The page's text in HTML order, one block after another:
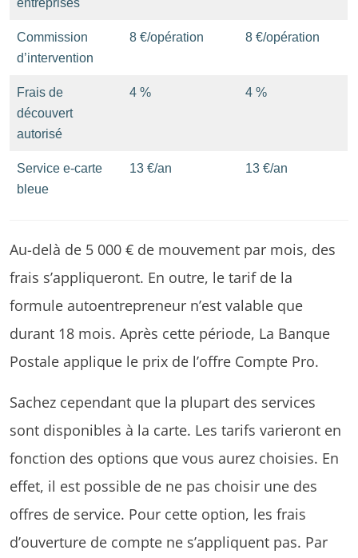
Commission
d’intervention
8 €/opération 8 €/opération
Frais de
découvert
autorisé
4 % 4 %
Service e-carte
bleue
13 €/an 13 €/an
Au-delà de 5 000 € de mouvement par mois, des
frais s’appliqueront. En outre, le tarif de la
formule autoentrepreneur n’est valable que
durant 18 mois. Après cette période, La Banque
Postale applique le prix de l’offre Compte Pro.
Sachez cependant que la plupart des services
sont disponibles à la carte. Les tarifs varieront en
fonction des options que vous aurez choisies. En
effet, il est possible de ne pas choisir une des
offres de service. Pour cette option, les frais
d’ouverture de compte ne s’appliquent pas. Par